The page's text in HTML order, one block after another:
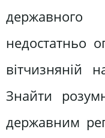
недостатньо
вітчизняній
Знайти
державним